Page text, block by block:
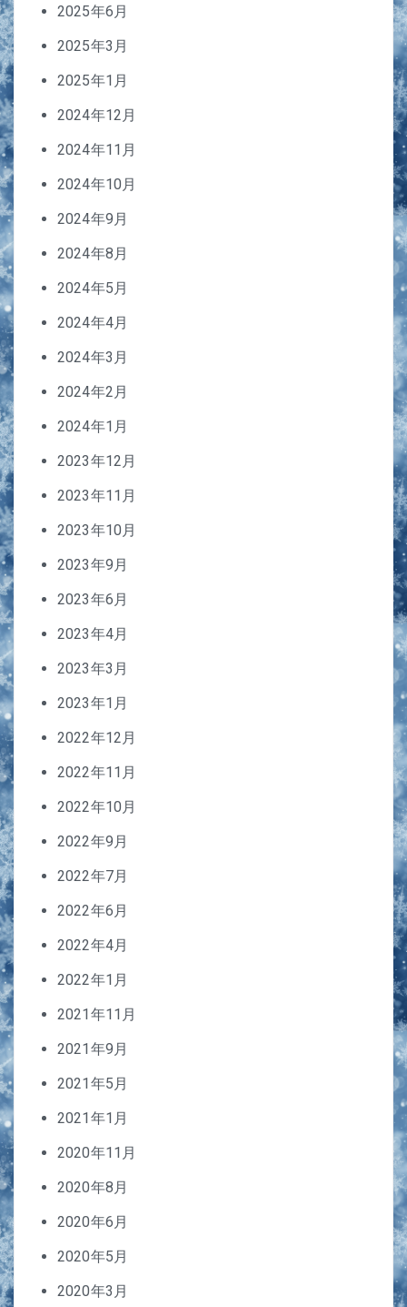
2025年6月
2025年3月
2025年1月
2024年12月
2024年11月
2024年10月
2024年9月
2024年8月
2024年5月
2024年4月
2024年3月
2024年2月
2024年1月
2023年12月
2023年11月
2023年10月
2023年9月
2023年6月
2023年4月
2023年3月
2023年1月
2022年12月
2022年11月
2022年10月
2022年9月
2022年7月
2022年6月
2022年4月
2022年1月
2021年11月
2021年9月
2021年5月
2021年1月
2020年11月
2020年8月
2020年6月
2020年5月
2020年3月